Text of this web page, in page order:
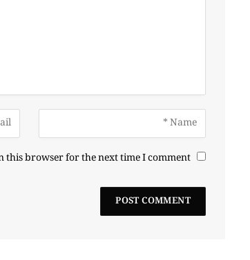
this browser for the next time I comment.